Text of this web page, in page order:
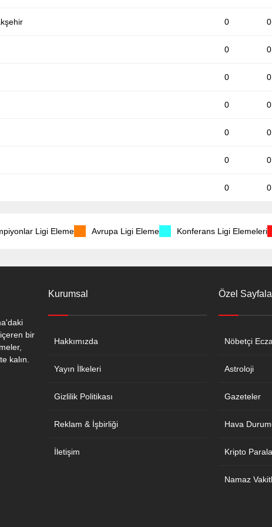
0 0
0 0
0 0
0 0
0 0
0 0
0 0
Ligi Eleme Avrupa Ligi Eleme Konferans Ligi Elemeleri
bir
kalın.
Kurumsal
Hakkımızda
Yayın İlkeleri
Gizlilik Politikası
Reklam & İşbirliği
İletişim
Özel
Nöbetçi
Astroloji
Gazeteler
Hava
Kripto
Namaz